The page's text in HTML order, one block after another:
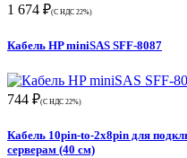
1 674 ₽(С НДС 22%)
Кабель HP miniSAS SFF-8087
744 ₽(С НДС 22%)
Кабель 10pin-to-2x8pin для
серверам (40 см)